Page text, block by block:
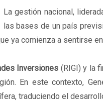
La gestión nacional,
las bases de un país
ya comienza a sentirse
Inversiones (RIGI) y la
En este contexto,
traduciendo el